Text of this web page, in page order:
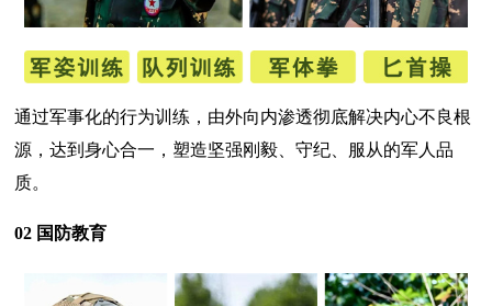
通过军事化的行为训练，由外向内渗透彻底解决内心不良根
源，达到身心合一，塑造坚强刚毅、守纪、服从的军人品
质。
02 国防教育